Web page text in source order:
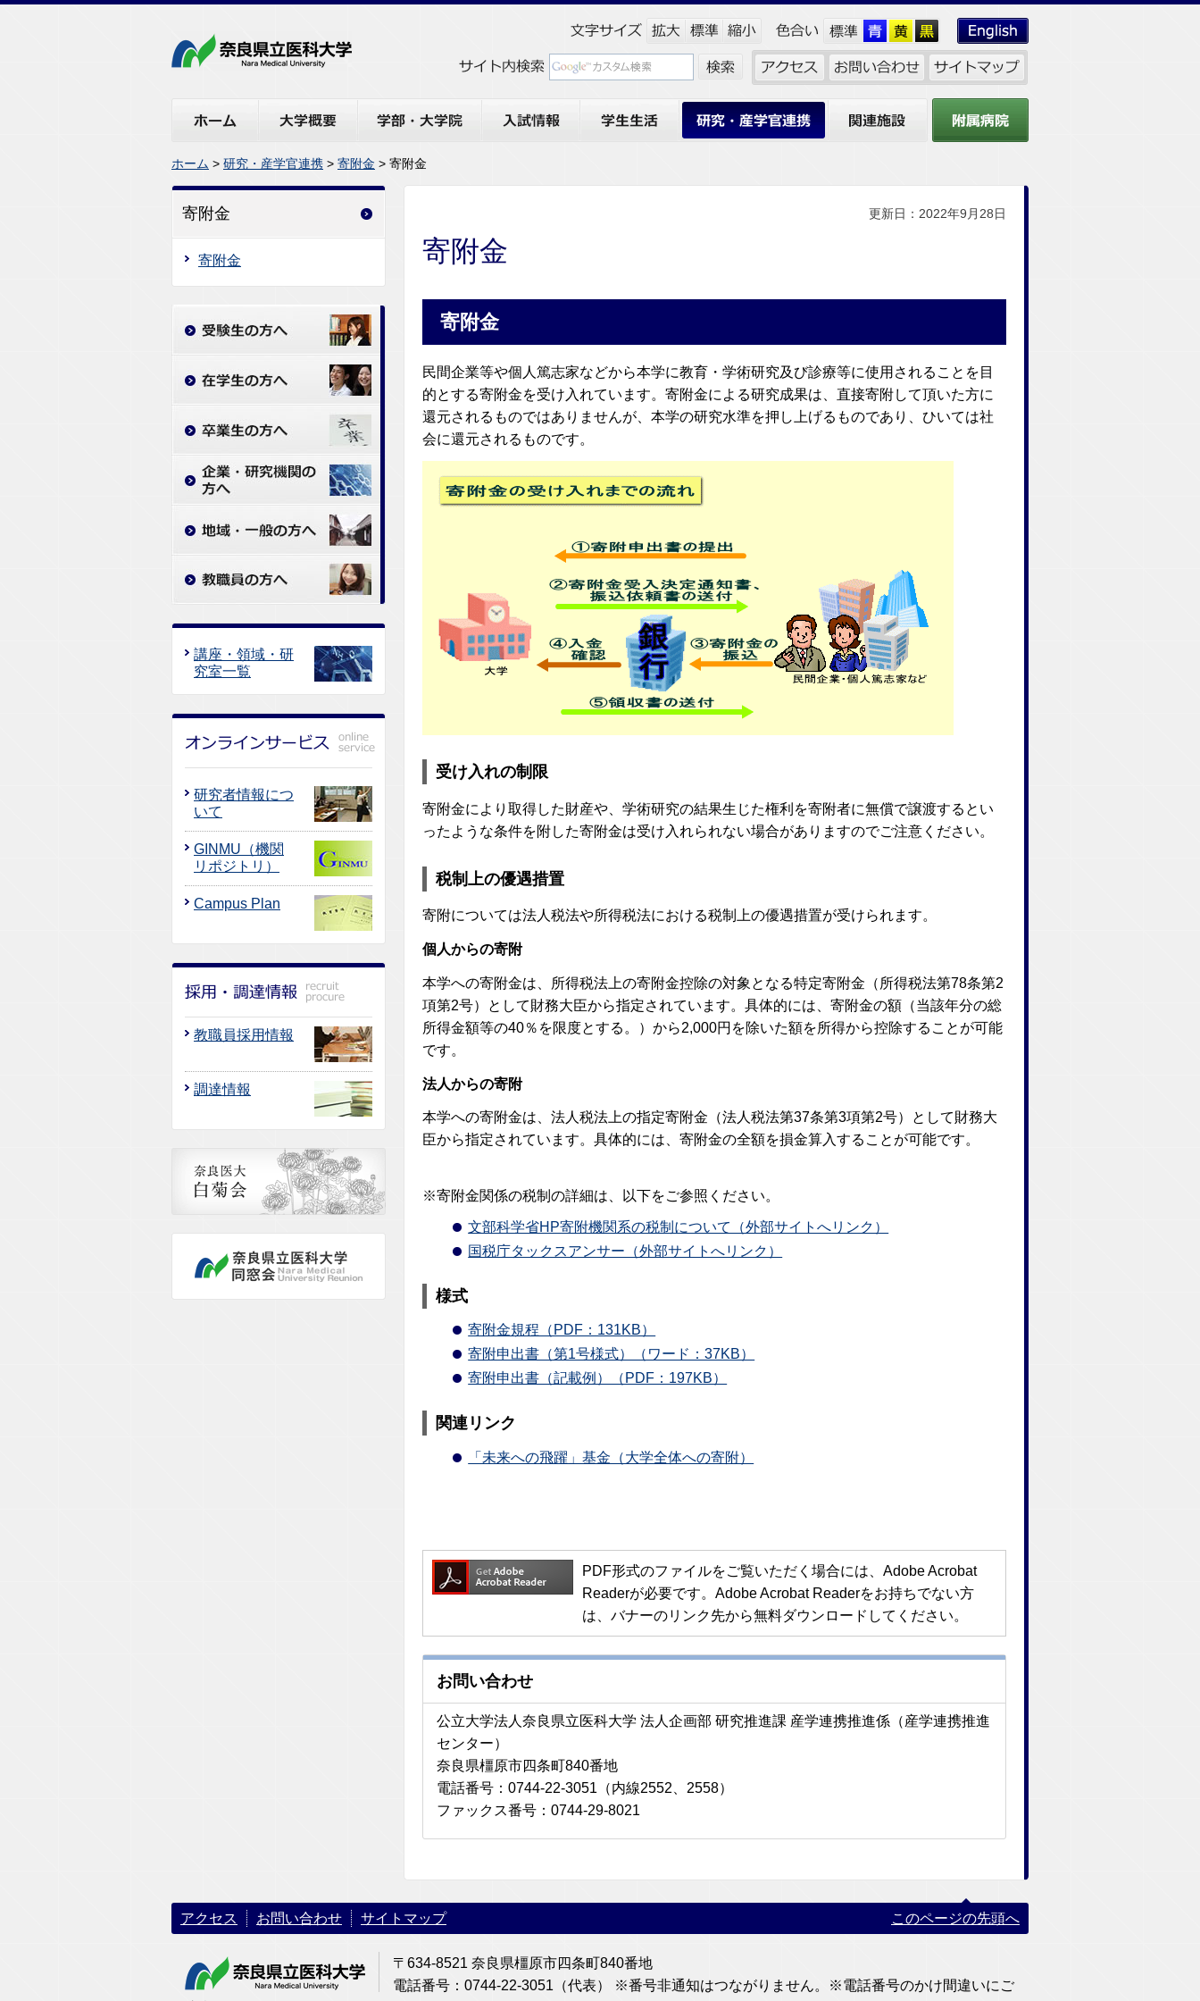
研究・産学官連携
ホーム > 研究・産学官連携 > 寄附金 > 寄附金
寄附金
寄附金
講座・領域・研
究室一覧
研究者情報につ
いて
GINMU（機関
リポジトリ）
Campus Plan
教職員採用情報
調達情報
更新日：2022年9月28日
寄附金
寄附金
民間企業等や個人篤志家などから本学に教育・学術研究及び診療等に使用されることを目
的とする寄附金を受け入れています。寄附金による研究成果は、直接寄附して頂いた方に
還元されるものではありませんが、本学の研究水準を押し上げるものであり、ひいては社
会に還元されるものです。
受け入れの制限
寄附金により取得した財産や、学術研究の結果生じた権利を寄附者に無償で譲渡するとい
ったような条件を附した寄附金は受け入れられない場合がありますのでご注意ください。
税制上の優遇措置
寄附については法人税法や所得税法における税制上の優遇措置が受けられます。
個人からの寄附
本学への寄附金は、所得税法上の寄附金控除の対象となる特定寄附金（所得税法第78条第2
項第2号）として財務大臣から指定されています。具体的には、寄附金の額（当該年分の総
所得金額等の40％を限度とする。）から2,000円を除いた額を所得から控除することが可能
です。
法人からの寄附
本学への寄附金は、法人税法上の指定寄附金（法人税法第37条第3項第2号）として財務大
臣から指定されています。具体的には、寄附金の全額を損金算入することが可能です。
※寄附金関係の税制の詳細は、以下をご参照ください。
文部科学省HP寄附機関系の税制について（外部サイトへリンク）
国税庁タックスアンサー（外部サイトへリンク）
様式
寄附金規程（PDF：131KB）
寄附申出書（第1号様式）（ワード：37KB）
寄附申出書（記載例）（PDF：197KB）
関連リンク
「未来への飛躍」基金（大学全体への寄附）
PDF形式のファイルをご覧いただく場合には、Adobe Acrobat
Readerが必要です。Adobe Acrobat Readerをお持ちでない方
は、バナーのリンク先から無料ダウンロードしてください。
お問い合わせ
公立大学法人奈良県立医科大学 法人企画部 研究推進課 産学連携推進係（産学連携推進
センター）
奈良県橿原市四条町840番地
電話番号：0744-22-3051（内線2552、2558）
ファックス番号：0744-29-8021
アクセス お問い合わせ サイトマップ このページの先頭へ
〒634-8521 奈良県橿原市四条町840番地
電話番号：0744-22-3051（代表） ※番号非通知はつながりません。※電話番号のかけ間違いにご